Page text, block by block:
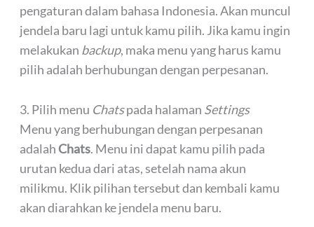
pengaturan dalam bahasa Indonesia. Akan muncul
jendela baru lagi untuk kamu pilih. Jika kamu ingin
melakukan backup, maka menu yang harus kamu
pilih adalah berhubungan dengan perpesanan.
3. Pilih menu Chatspada halaman Settings
Menu yang berhubungan dengan perpesanan
adalah Chats. Menu ini dapat kamu pilih pada
urutan kedua dari atas, setelah nama akun
milikmu. Klik pilihan tersebut dan kembali kamu
akan diarahkan ke jendela menu baru.